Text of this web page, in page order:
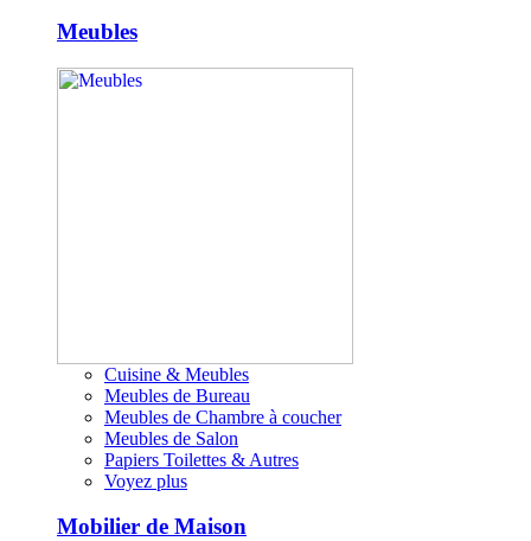
Meubles
Cuisine & Meubles
Meubles de Bureau
Meubles de Chambre à coucher
Meubles de Salon
Papiers Toilettes & Autres
Voyez plus
Mobilier de Maison